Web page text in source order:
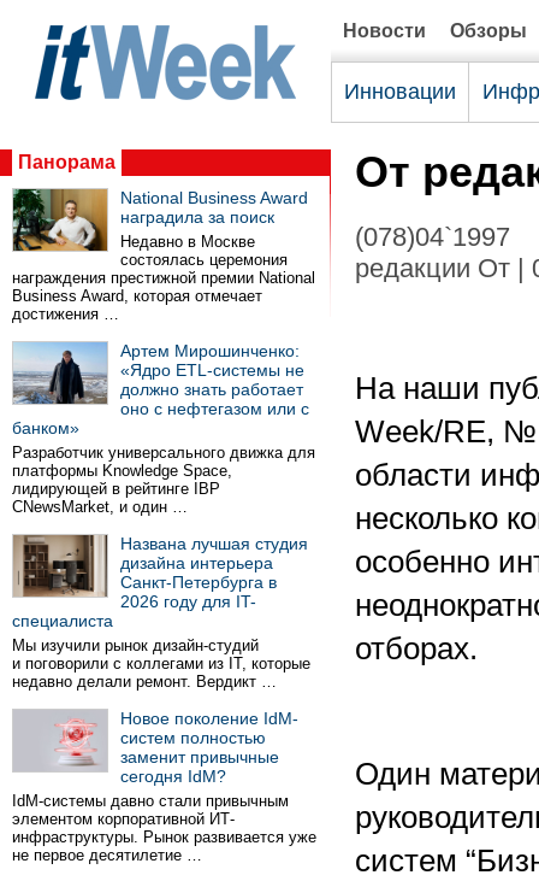
Новости Обзоры
Инновации
Панорама
National Business Award
наградила за поиск
Недавно в Москве
состоялась церемония
награждения престижной премии National
Business Award, которая отмечает
достижения …
Артем Мирошинченко:
«Ядро ETL-системы не
должно знать работает
оно с нефтегазом или с
банком»
Разработчик универсального движка для
платформы Knowledge Space,
лидирующей в рейтинге IBP
CNewsMarket, и один …
Названа лучшая студия
дизайна интерьера
Санкт-Петербурга в
2026 году для IT-
специалиста
Мы изучили рынок дизайн-студий
и поговорили с коллегами из IT, которые
недавно делали ремонт. Вердикт …
Новое поколение IdM-
систем полностью
заменит привычные
сегодня IdM?
IdM-системы давно стали привычным
элементом корпоративной ИТ-
инфраструктуры. Рынок развивается уже
не первое десятилетие …
От
(078)04`1997
редакции От |
На наши
Week/RE, №
области
несколько
особенно
отборах.
Один
систем